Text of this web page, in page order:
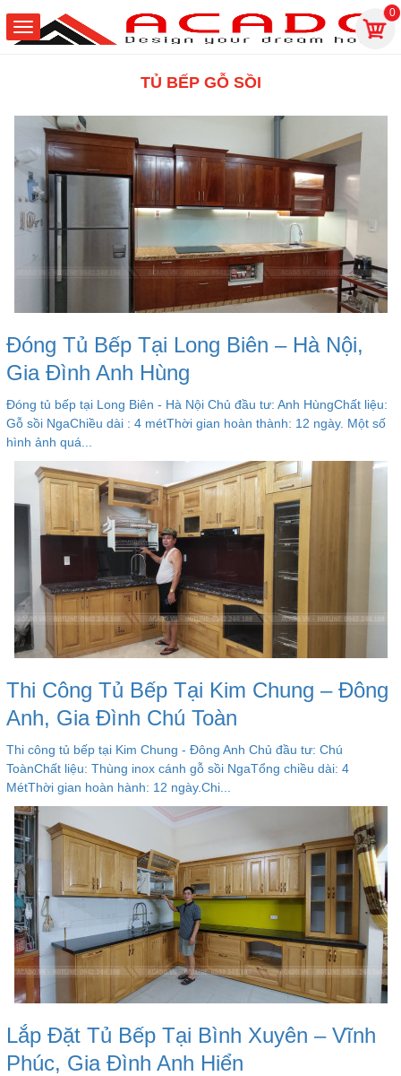
0
TỦ BẾP GỖ SỒI
Đóng Tủ Bếp Tại Long Biên – Hà Nội,
Gia Đình Anh Hùng
Đóng tủ bếp tại Long Biên - Hà Nội Chủ đầu tư: Anh HùngChất liệu:
Gỗ sồi NgaChiều dài : 4 métThời gian hoàn thành: 12 ngày. Một số
hình ảnh quá...
Thi Công Tủ Bếp Tại Kim Chung – Đông
Anh, Gia Đình Chú Toàn
Thi công tủ bếp tại Kim Chung - Đông Anh Chủ đầu tư: Chú
ToànChất liệu: Thùng inox cánh gỗ sồi NgaTổng chiều dài: 4
MétThời gian hoàn hành: 12 ngày.Chi...
Lắp Đặt Tủ Bếp Tại Bình Xuyên – Vĩnh
Phúc, Gia Đình Anh Hiển